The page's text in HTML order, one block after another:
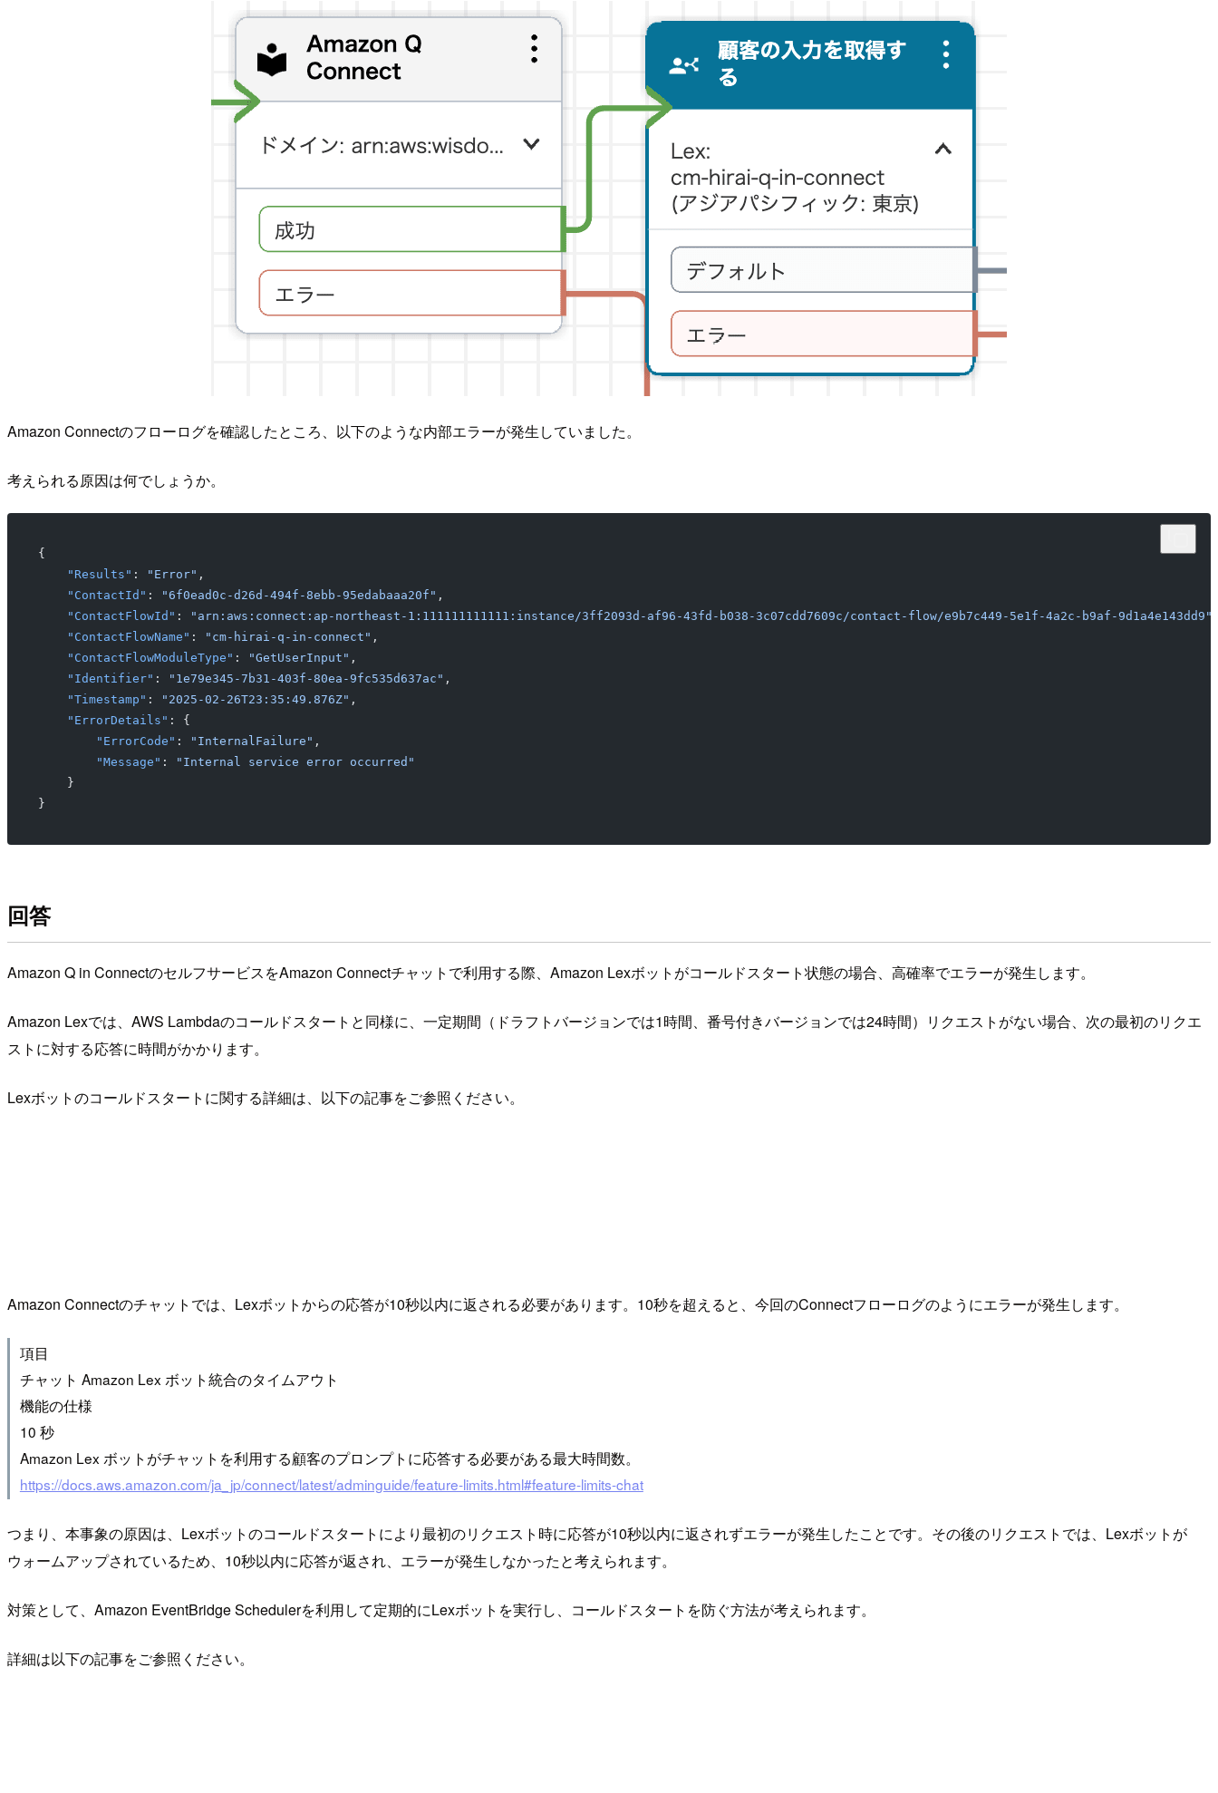
Amazon Connectのフローログを確認したところ、以下のような内部エラーが発生していました。
考えられる原因は何でしょうか。
{
    "Results"
: "Error" ,
    "ContactId"
: "6f0ead0c-d26d-494f-8ebb-95edabaaa20f" ,
    "ContactFlowId"
: "arn:aws:connect:ap-northeast-1:111111111111:instance/3ff2093d-af96-43fd-b038-3c07cdd7609c/contact-flow/e9b7c449-5e1f-4a2c-b9af-9d1a4e143dd9"
    "ContactFlowName"
: "cm-hirai-q-in-connect" ,
    "ContactFlowModuleType"
: "GetUserInput" ,
    "Identifier"
: "1e79e345-7b31-403f-80ea-9fc535d637ac" ,
    "Timestamp"
: "2025-02-26T23:35:49.876Z" ,
    "ErrorDetails"
: {
        "ErrorCode"
: "InternalFailure" ,
        "Message"
:
"Internal service error occurred"
    }
}
回答
Amazon Q in ConnectのセルフサービスをAmazon Connectチャットで利用する際、Amazon Lexボットがコールドスタート状態の場合、高確率でエラーが発生します。
Amazon Lexでは、AWS Lambdaのコールドスタートと同様に、一定期間（ドラフトバージョンでは1時間、番号付きバージョンでは24時間）リクエストがない場合、次の最初のリクエ
ストに対する応答に時間がかかります。
Lexボットのコールドスタートに関する詳細は、以下の記事をご参照ください。
Amazon Connectのチャットでは、Lexボットからの応答が10秒以内に返される必要があります。10秒を超えると、今回のConnectフローログのようにエラーが発生します。
項目
チャット Amazon Lex ボット統合のタイムアウト
機能の仕様
10 秒
Amazon Lex ボットがチャットを利用する顧客のプロンプトに応答する必要がある最大時間数。
https://docs.aws.amazon.com/ja_jp/connect/latest/adminguide/feature-limits.html#feature-limits-chat
つまり、本事象の原因は、Lexボットのコールドスタートにより最初のリクエスト時に応答が10秒以内に返されずエラーが発生したことです。その後のリクエストでは、Lexボットが
ウォームアップされているため、10秒以内に応答が返され、エラーが発生しなかったと考えられます。
対策として、Amazon EventBridge Schedulerを利用して定期的にLexボットを実行し、コールドスタートを防ぐ方法が考えられます。
詳細は以下の記事をご参照ください。